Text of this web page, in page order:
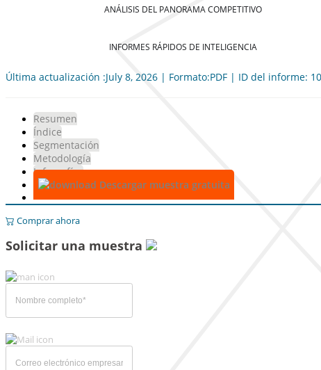
ANÁLISIS DEL PANORAMA COMPETITIVO
INFORMES RÁPIDOS DE INTELIGENCIA
Última actualización :July 8, 2026 | Formato:PDF | ID del informe:
Resumen
Índice
Segmentación
Metodología
Infografías
Descargar muestra gratuita
Comprar ahora
Solicitar una muestra